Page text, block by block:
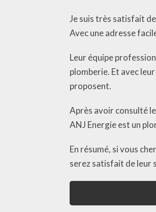
Je suis très satisfait
Avec une adresse
Leur équipe
plomberie. Et avec
proposent.
Après avoir consulté
ANJ Energie est un
En résumé, si vous
serez satisfait de leur